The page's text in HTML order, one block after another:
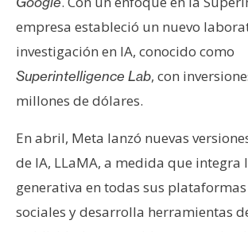
empresa estableció un nuevo
investigación en IA, conocido como
Superintelligence Lab, con
millones de dólares.
En abril, Meta lanzó nuevas
de IA, LLaMA, a medida que integra
generativa en todas sus
sociales y desarrolla herramientas